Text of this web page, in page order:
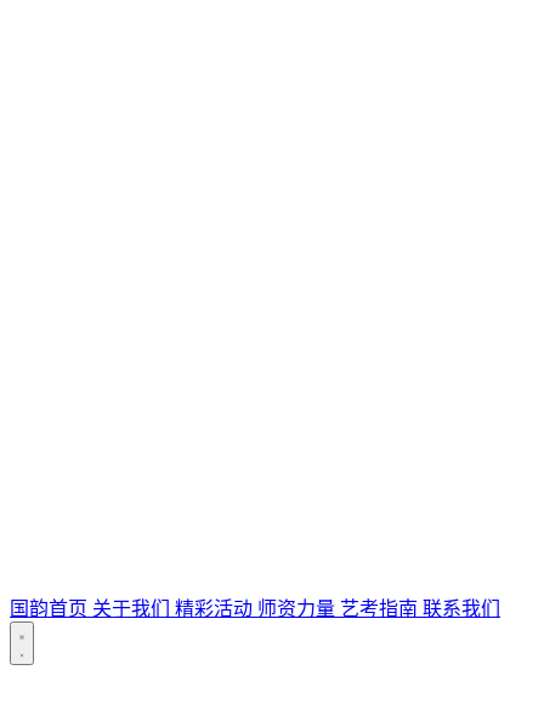
国韵首页 关于我们 精彩活动 师资力量 艺考指南 联系我们